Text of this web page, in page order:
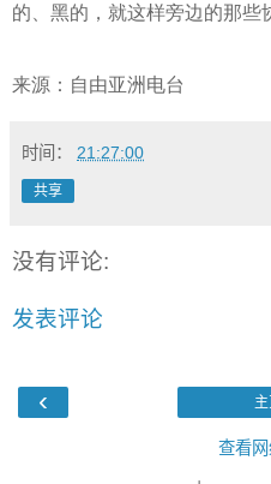
的、黑的，就这样旁边的那些
来源：自由亚洲电台
时间： 21:27:00
共享
没有评论:
发表评论
‹
查看